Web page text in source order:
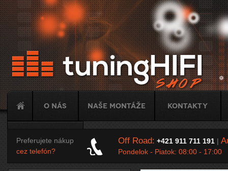
O nás Naše montáže Kontakty
Tuning
Preferujete nákup
cez telefón?
Off Road: +421 911 711 191|
Pondelok - Piatok: 08:00 - 17:00